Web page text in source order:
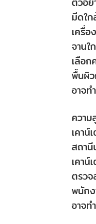
มีดใก
เครื่อ
จานใ
เลือก
พื้นผิว
อาจท
ความ
เคาน์
สถานี
เคาน์
ตรวจ
พนักง
อาจท